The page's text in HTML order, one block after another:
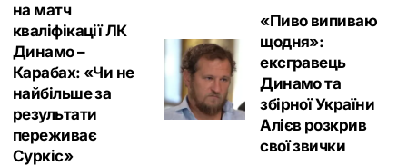
на матч
кваліфікації ЛК
Динамо –
Карабах: «Чи не
найбільше за
результати
переживає
Суркіс»
«Пиво випиваю
щодня»:
ексгравець
Динамо та
збірної України
Алієв розкрив
свої звички